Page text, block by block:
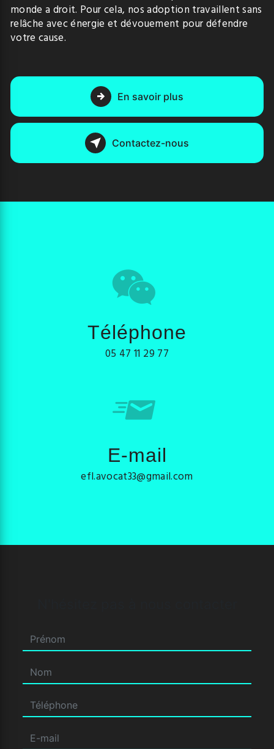
monde a droit. Pour cela, nos adoption travaillent sans
relâche avec énergie et dévouement pour défendre
votre cause.
En savoir plus
Contactez-nous
Téléphone
05 47 11 29 77
E-mail
efl.avocat33@gmail.com